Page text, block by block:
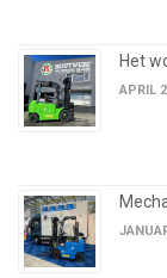
Het
APRIL